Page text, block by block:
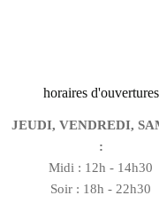
horaires d'ouvertures
JEUDI, VENDREDI,
:
Midi : 12h - 14h30
Soir : 18h - 22h30